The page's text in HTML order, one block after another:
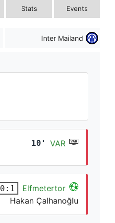
Stats Events
Inter Mailand
10' VAR
0:1
Elfmetertor
Hakan Çalhanoğlu